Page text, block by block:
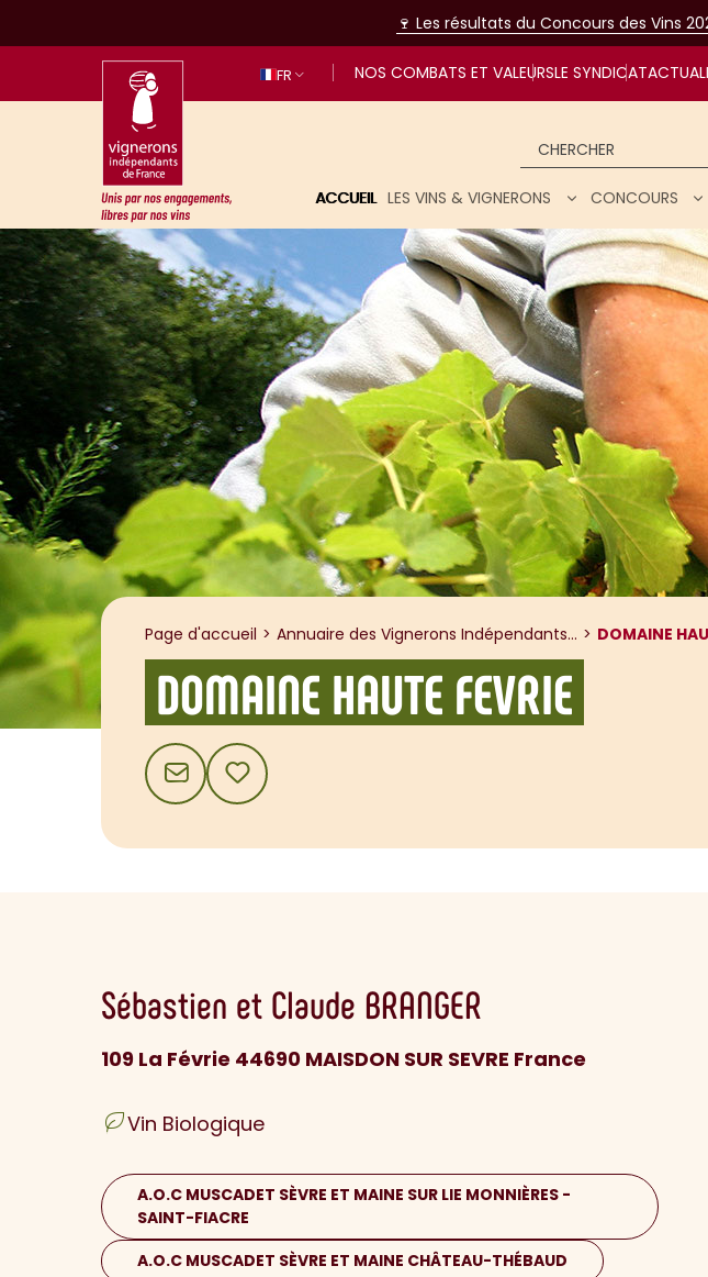
🍷 Les résultats du Concours des Vins
FR NOS COMBATS ET VALEURSLE SYNDICAT
Unis par nos engagements, libres par nos vins
ACCUEIL LES VINS & VIGNERONS CONCOURS
Page d'accueil Annuaire des Vignerons Indépendants... DOMAINE
DOMAINE HAUTE FEVRIE
CONTACTAJOUTER AUX FAVORIS
Sébastien et Claude BRANGER
109 La Févrie 44690 MAISDON SUR SEVRE France
Vin Biologique
A.O.C MUSCADET SÈVRE ET MAINE SUR LIE MONNIÈRES -
SAINT-FIACRE
A.O.C MUSCADET SÈVRE ET MAINE CHÂTEAU-THÉBAUD